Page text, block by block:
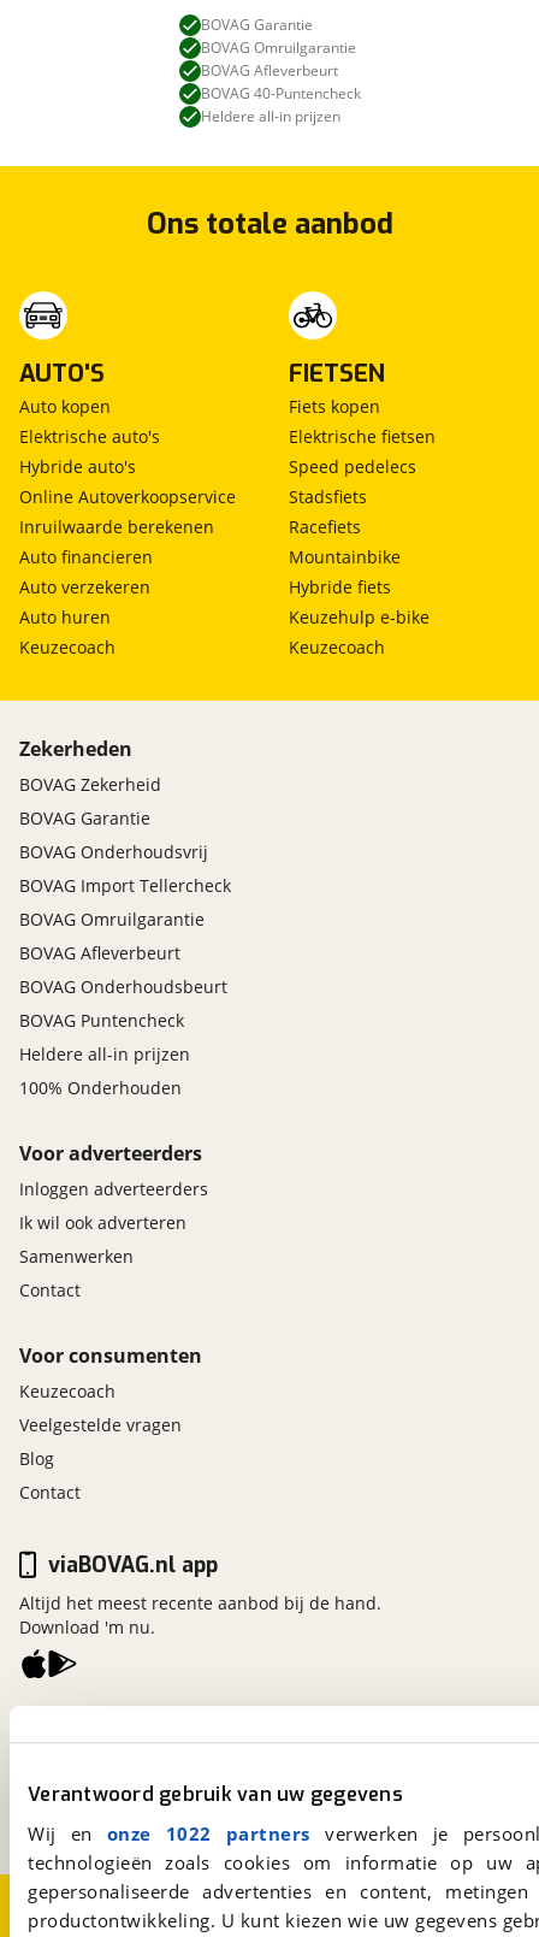
Verantwoord gebruik van uw gegevens
Wij en onze 1022 partners verwerken je
technologieën zoals cookies om informatie op
gepersonaliseerde advertenties en content,
productontwikkeling. U kunt kiezen wie uw gegevens
BOVAG Garantie
BOVAG Omruilgarantie
BOVAG Afleverbeurt
BOVAG 40-Puntencheck
Heldere all-in prijzen
Ons totale aanbod
AUTO'S
Auto kopen
Elektrische auto's
Hybride auto's
Online Autoverkoopservice
Inruilwaarde berekenen
Auto financieren
Auto verzekeren
Auto huren
Keuzecoach
FIETSEN
Fiets kopen
Elektrische fietsen
Speed pedelecs
Stadsfiets
Racefiets
Mountainbike
Hybride fiets
Keuzehulp e-bike
Keuzecoach
Zekerheden
BOVAG Zekerheid
BOVAG Garantie
BOVAG Onderhoudsvrij
BOVAG Import Tellercheck
BOVAG Omruilgarantie
BOVAG Afleverbeurt
BOVAG Onderhoudsbeurt
BOVAG Puntencheck
Heldere all-in prijzen
100% Onderhouden
Voor adverteerders
Inloggen adverteerders
Ik wil ook adverteren
Samenwerken
Contact
Voor consumenten
Keuzecoach
Veelgestelde vragen
Blog
Contact
Een initiatief van
viaBOVAG.nl app
Altijd het meest recente aanbod bij de hand.
Download 'm nu.
Over viaBOVAG.nlDisclaimer- en Privacyverklaring
CookievoorkeurenVacatures